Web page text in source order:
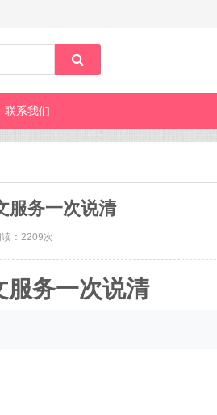
联系我们
服务一次说清
读：2209次
服务一次说清